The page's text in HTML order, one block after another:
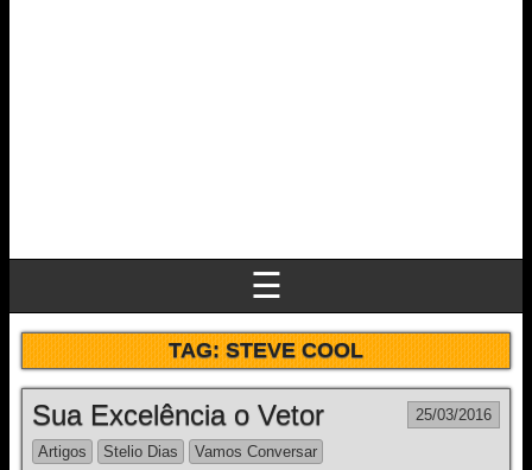
☰
TAG:STEVE COOL
Sua Excelência o Vetor 25/03/2016
Artigos Stelio Dias
Vamos Conversar